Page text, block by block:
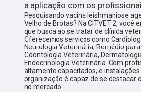
a aplicação com os
Pesquisando vacina leishmaniose
Velho de Brotas? Na CITVET 2, você
que busca ao se tratar de clínica
Oferecemos serviços como
Neurologia Veterinária, Remédio para
Odontologia Veterinária,
Endocrinologia Veterinária. Com
altamente capacitados, e
organização é capaz de se destacar
no mercado.